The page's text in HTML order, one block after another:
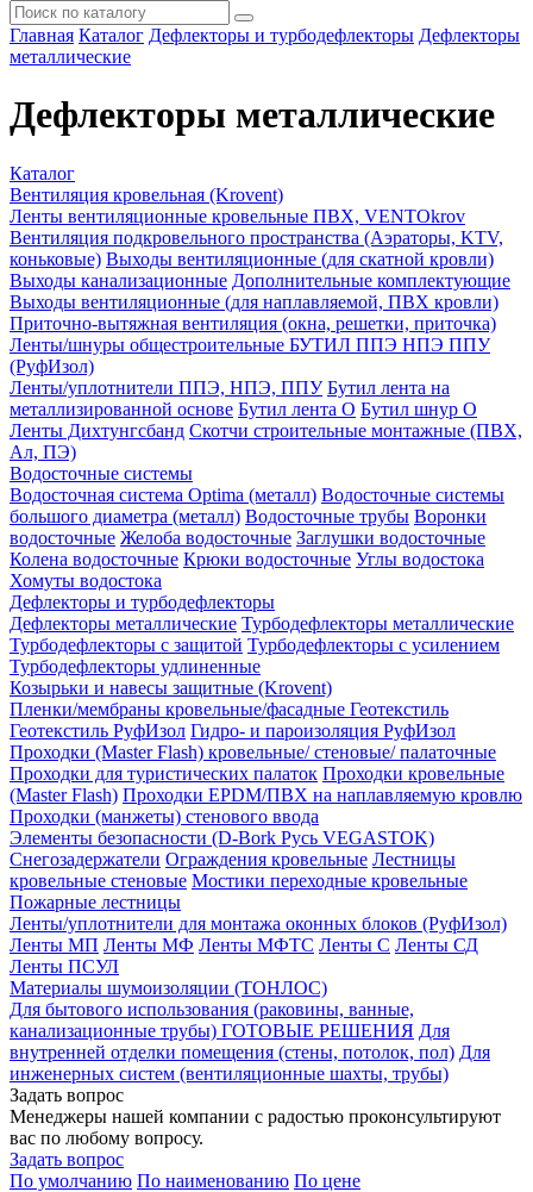
Главная Каталог Дефлекторы и турбодефлекторы Дефлекторы
металлические
Дефлекторы металлические
Каталог
Вентиляция кровельная (Krovent)
Ленты вентиляционные кровельные ПВХ, VENTOkrov
Вентиляция подкровельного пространства (Аэраторы, KTV,
коньковые) Выходы вентиляционные (для скатной кровли)
Выходы канализационные Дополнительные комплектующие
Выходы вентиляционные (для наплавляемой, ПВХ кровли)
Приточно-вытяжная вентиляция (окна, решетки, приточка)
Ленты/шнуры общестроительные БУТИЛ ППЭ НПЭ ППУ
(РуфИзол)
Ленты/уплотнители ППЭ, НПЭ, ППУ Бутил лента на
металлизированной основе Бутил лента О Бутил шнур О
Ленты Дихтунгсбанд Скотчи строительные монтажные (ПВХ,
Ал, ПЭ)
Водосточные системы
Водосточная система Optima (металл) Водосточные системы
большого диаметра (металл) Водосточные трубы Воронки
водосточные Желоба водосточные Заглушки водосточные
Колена водосточные Крюки водосточные Углы водостока
Хомуты водостока
Дефлекторы и турбодефлекторы
Дефлекторы металлические Турбодефлекторы металлические
Турбодефлекторы с защитой Турбодефлекторы с усилением
Турбодефлекторы удлиненные
Козырьки и навесы защитные (Krovent)
Пленки/мембраны кровельные/фасадные Геотекстиль
Геотекстиль РуфИзол Гидро- и пароизоляция РуфИзол
Проходки (Master Flash) кровельные/ стеновые/ палаточные
Проходки для туристических палаток Проходки кровельные
(Master Flash) Проходки EPDM/ПВХ на наплавляемую кровлю
Проходки (манжеты) стенового ввода
Элементы безопасности (D-Bork Русь VEGASTOK)
Снегозадержатели Ограждения кровельные Лестницы
кровельные стеновые Мостики переходные кровельные
Пожарные лестницы
Ленты/уплотнители для монтажа оконных блоков (РуфИзол)
Ленты МП Ленты МФ Ленты МФТС Ленты С Ленты СД
Ленты ПСУЛ
Материалы шумоизоляции (TОНЛОС)
Для бытового использования (раковины, ванные,
канализационные трубы) ГОТОВЫЕ РЕШЕНИЯ Для
внутренней отделки помещения (стены, потолок, пол) Для
инженерных систем (вентиляционные шахты, трубы)
Задать вопрос
Менеджеры нашей компании с радостью проконсультируют
вас по любому вопросу.
Задать вопрос
По умолчанию По наименованию По цене